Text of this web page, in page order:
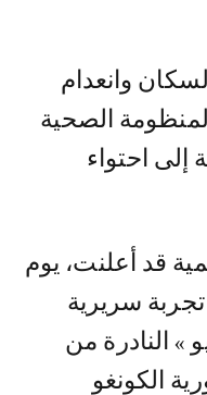
وانعدام
الصحية
إلى احتواء
قد أعلنت، يوم
سريرية
» النادرة من
الكونغو